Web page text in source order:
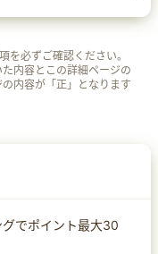
を必ずご確認ください。
内容とこの詳細ページの
内容が「正」となります
グでポイント最大30